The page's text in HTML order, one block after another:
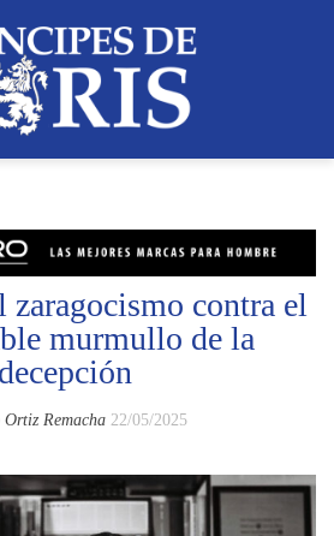
contra el
murmullo de la
decepción
Ortiz Remacha 22/05/2025